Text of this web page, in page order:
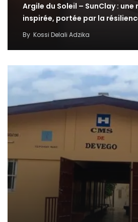
Argile du Soleil – SunClay :
inspirée, portée par la
By Kossi Delali Adzika